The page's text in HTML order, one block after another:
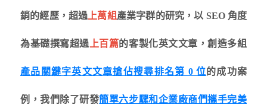
銷的經歷，超過 上萬組產業字群的研究，以 SEO 角度
為基礎撰寫超過 上百篇的客製化英文文章，創造多組
產品關鍵字英文文章搶佔搜尋排名第 0 位的成功案
例，我們除了研發簡單六步驟和企業廠商們攜手完美